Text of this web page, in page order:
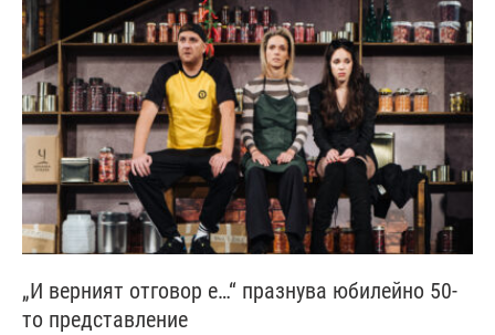
„И верният отговор е…“ празнува юбилейно 50-
то представление